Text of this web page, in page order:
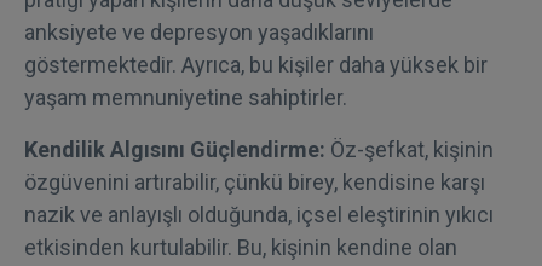
anksiyete ve depresyon yaşadıklarını
göstermektedir. Ayrıca, bu kişiler daha yüksek bir
yaşam memnuniyetine sahiptirler.
Kendilik Algısını Güçlendirme: Öz-şefkat, kişinin
özgüvenini artırabilir, çünkü birey, kendisine karşı
nazik ve anlayışlı olduğunda, içsel eleştirinin yıkıcı
etkisinden kurtulabilir. Bu, kişinin kendine olan